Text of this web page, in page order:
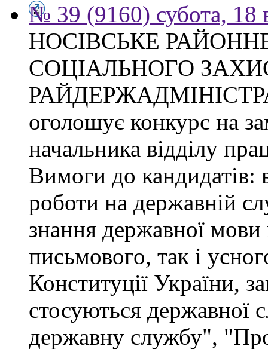
№ 39 (9160) субота, 18
НОСІВСЬКЕ
СОЦІАЛЬНОГО
оголошує конкурс на
начальника відділу
Вимоги до
роботи на державній
знання державної мови
письмового, так і
Конституції України,
стосуються
державну службу",